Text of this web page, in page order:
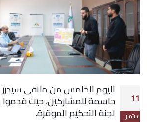
11
سبتمبر
اليوم الخامس من ملتقى
حاسمة للمشاركين، حيث
لجنة التحكيم الموقرة.